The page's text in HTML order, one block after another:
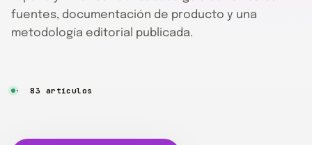
fuentes, documentación de producto y una
metodología editorial publicada.
83 artículos